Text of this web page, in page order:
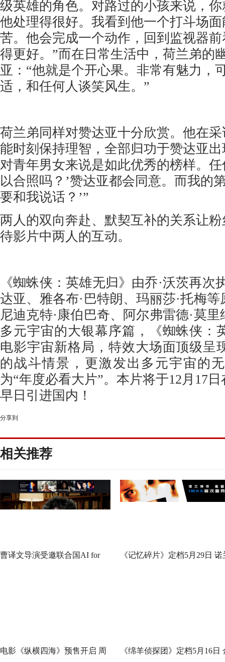
级英雄的角色。对路过的小孩来说，
他处理得很好。我看到他一个打斗场
苦。他会完成一个动作，回到监视器
得更好。”而在日常生活中，荷兰弟的
亚：“他就是个开心果。非常有魅力，
适，和任何人谈笑风生。”
荷兰弟同样对赞达亚十分欣赏。他在
能时刻保持理智，全部归功于赞达亚
对青年男女来说是如此优秀的榜样。
以合照吗？ ’赞达亚都会同意。而我的
要和我说话？ ’”
两人的双向奔赴、默契互补的关系让
待影片中两人的互动。
《蜘蛛侠：英雄无归》由乔·沃茨再次
达亚、雅各布·巴特朗、玛丽莎·托梅
尼迪克特·康伯巴奇、阿尔弗雷德·莫
多元宇宙的大银幕序篇，《蜘蛛侠：
电影宇宙新格局，特效大场面顶级呈
的战斗情景，更激发出多元宇宙的
为“年度必看大片”。本片将于12月17
早日引进国内！
分享到
相关推荐
曹译文导演受邀联合国AI for 《记忆碎片》定档5月29日 诺
电影《纵横四海》预售开启 周 《绵羊侦探团》定档5月16日